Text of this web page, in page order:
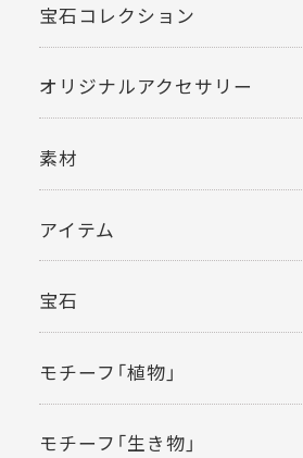
宝石コレクション
オリジナルアクセサリー
素材
アイテム
宝石
モチーフ「植物」
モチーフ「生き物」